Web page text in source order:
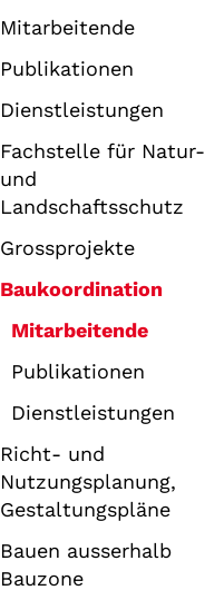
Mitarbeitende
Publikationen
Dienstleistungen
Fachstelle für Natur-
und
Landschaftsschutz
Grossprojekte
Baukoordination
Mitarbeitende
(
u
s
g
e
ä
h
Publikationen
Dienstleistungen
Richt- und
Nutzungsplanung,
Gestaltungspläne
Bauen ausserhalb
Bauzone